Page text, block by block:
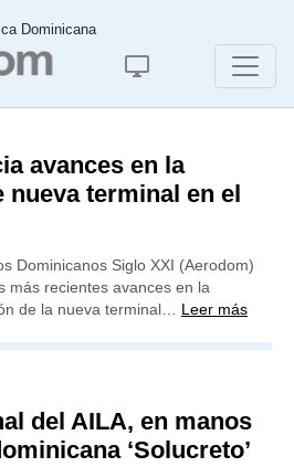
Dominicana
avances en la
terminal en el
Dominicanos Siglo XXI (Aerodom)
más recientes avances en la
de la nueva terminal… Leer más
del AILA, en manos
‘Solucreto’